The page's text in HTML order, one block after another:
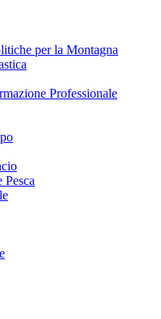
per la Montagna
Professionale
Pesca